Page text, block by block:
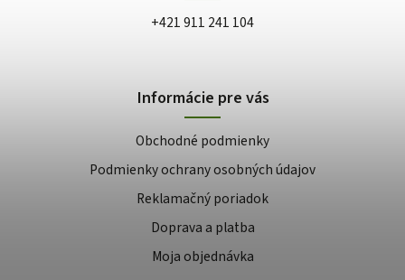
+421 911 241 104
Informácie pre vás
Obchodné podmienky
Podmienky ochrany osobných údajov
Reklamačný poriadok
Doprava a platba
Moja objednávka